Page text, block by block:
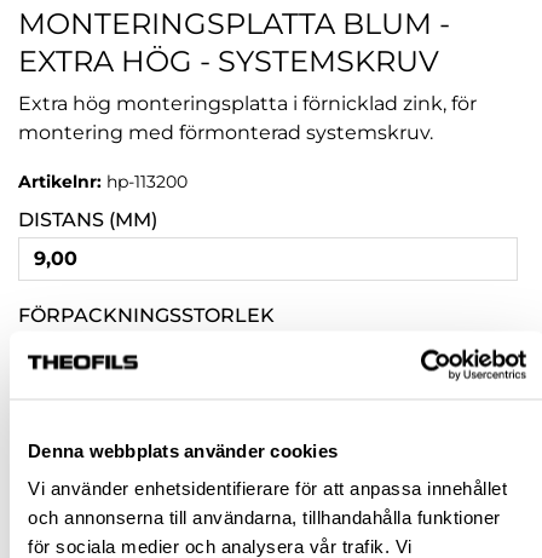
Denna webbplats använder cookies
Vi använder enhetsidentifierare för att anpassa innehållet
och annonserna till användarna, tillhandahålla funktioner
för sociala medier och analysera vår trafik. Vi
MONTERINGSPLATTA BLUM -
EXTRA HÖG - SYSTEMSKRUV
Extra hög monteringsplatta i förnicklad zink, för
montering med förmonterad systemskruv.
Artikelnr: hp-113200
DISTANS (MM)
9,00
FÖRPACKNINGSSTORLEK
INDUSTRIPACK
st